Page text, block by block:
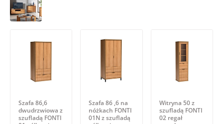
Szafa 86,6
dwudrzwiowa z
szufladą FONTI
Szafa 86 ,6 na
nóżkach FONTI
01N z szufladą
Witryna 50 z
szufladą FONTI
02 regał